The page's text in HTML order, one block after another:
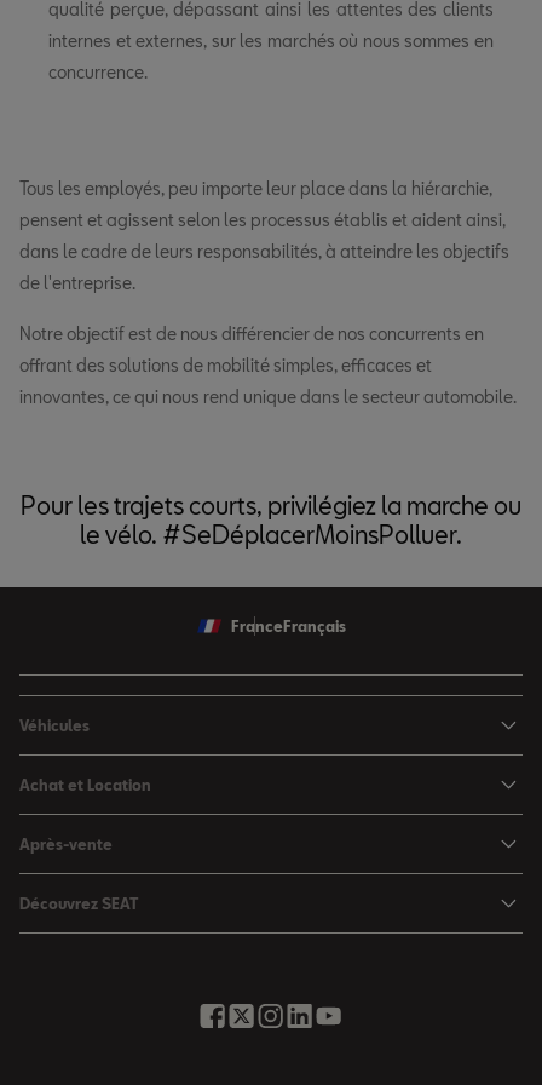
qualité perçue, dépassant ainsi les attentes des clients
internes et externes, sur les marchés où nous sommes en
concurrence.
Tous les employés, peu importe leur place dans la hiérarchie,
pensent et agissent selon les processus établis et aident ainsi,
dans le cadre de leurs responsabilités, à atteindre les objectifs
de l'entreprise.
Notre objectif est de nous différencier de nos concurrents en
offrant des solutions de mobilité simples, efficaces et
innovantes, ce qui nous rend unique dans le secteur automobile.
Pour les trajets courts, privilégiez la marche ou
le vélo. #SeDéplacerMoinsPolluer.
France Français
Véhicules
Nouvelle Arona
Leon 5 portes
Leon Sportstourer
Ateca
Achat et Location
Nos offres du moment
Nos SEAT neuves en stock
Après-vente
Services en ligne SEAT CONNECT
Rappel des airbags Takata
Découvrez SEAT
Glossaire des termes auto